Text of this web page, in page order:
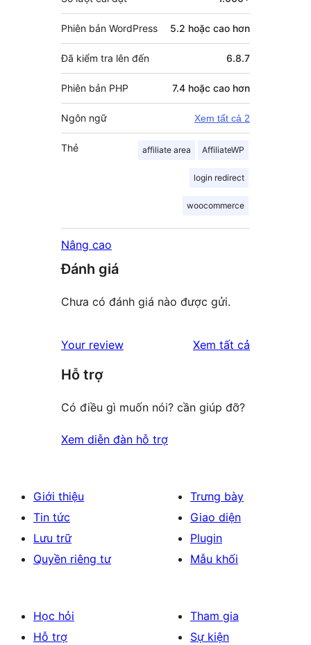
Phiên bản WordPress 5.2 hoặc cao hơn
Đã kiểm tra lên đến 6.8.7
Phiên bản PHP 7.4 hoặc cao hơn
Ngôn ngữ Xem tất cả 2
Thẻ affiliate area AffiliateWP
login redirect
woocommerce
Nâng cao
Đánh giá
Chưa có đánh giá nào được gửi.
Your review Xem tất cả
Hỗ trợ
Có điều gì muốn nói? cần giúp đỡ?
Xem diễn đàn hỗ trợ
Giới thiệu
Tin tức
Lưu trữ
Quyền riêng tư
Trưng bày
Giao diện
Plugin
Mẫu khối
Học hỏi
Hỗ trợ
Tham gia
Sự kiện